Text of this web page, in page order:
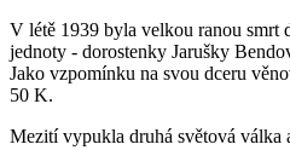
V létě 1939 byla velkou ranou smrt
jednoty - dorostenky Jarušky
Jako vzpomínku na svou dceru
50 K.
Mezití vypukla druhá světová válka